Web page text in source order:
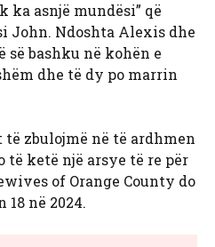
ka asnjë mundësi” që
John. Ndoshta Alexis dhe
së bashku në kohën e
dhe të dy po marrin
të zbulojmë në të ardhmen
të ketë një arsye të re për
of Orange County do
në 2024.